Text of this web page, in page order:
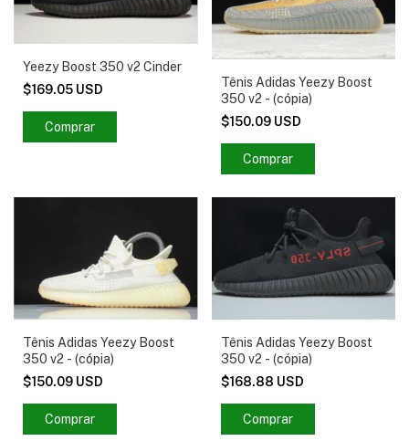
Yeezy Boost 350 v2 Cinder
$169.05 USD
Comprar
Tênis Adidas Yeezy Boost
350 v2 - (cópia)
$150.09 USD
Comprar
Tênis Adidas Yeezy Boost
350 v2 - (cópia)
$150.09 USD
Comprar
Tênis Adidas Yeezy Boost
350 v2 - (cópia)
$168.88 USD
Comprar